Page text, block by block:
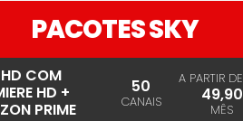
PACOTES SKY
COM
HD +
PRIME
50
CANAIS
A PARTIR DE
49,90
MÊS